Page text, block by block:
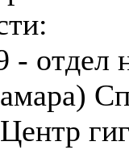
отдел